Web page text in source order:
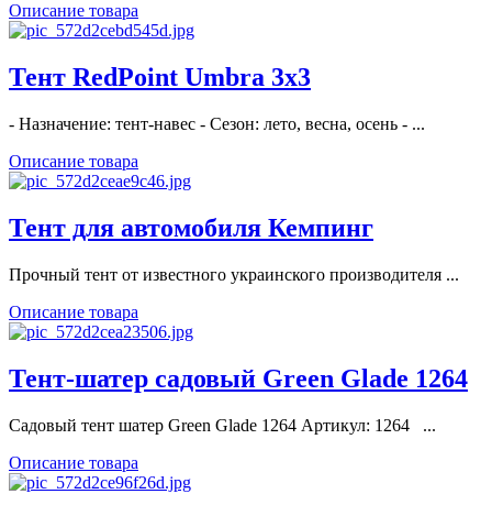
Описание товара
Тент RedPoint Umbra 3x3
- Назначение: тент-навес - Сезон: лето, весна, осень - ...
Описание товара
Тент для автомобиля Кемпинг
Прочный тент от известного украинского производителя ...
Описание товара
Тент-шатер садовый Green Glade 1264
Садовый тент шатер Green Glade 1264 Артикул: 1264 ...
Описание товара